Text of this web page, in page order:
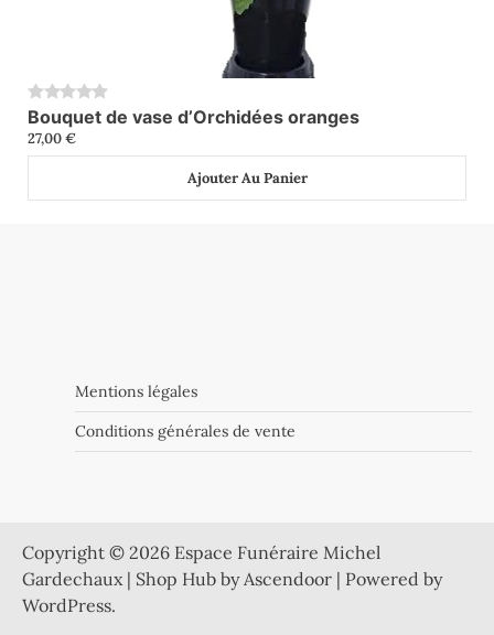
0
Bouquet de vase d’Orchidées oranges
27,00€
Ajouter Au Panier
Mentions légales
Conditions générales de vente
Copyright © 2026 Espace Funéraire Michel
Gardechaux| Shop Hub byAscendoor | Powered by
WordPress.